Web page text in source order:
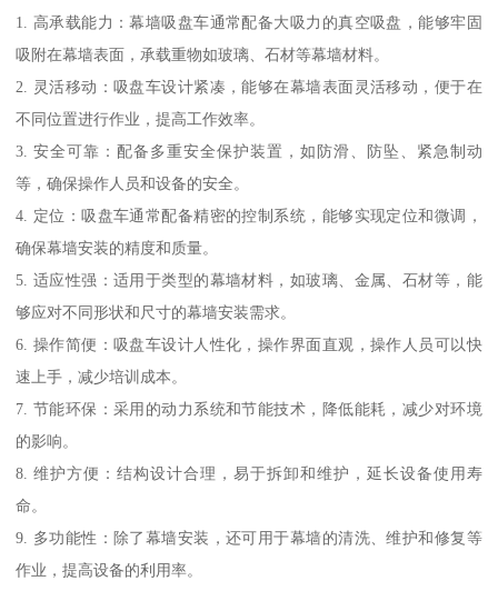
1. 高承载能力：幕墙吸盘车通常配备大吸力的真空吸盘，能够牢固
吸附在幕墙表面，承载重物如玻璃、石材等幕墙材料。
2. 灵活移动：吸盘车设计紧凑，能够在幕墙表面灵活移动，便于在
不同位置进行作业，提高工作效率。
3. 安全可靠：配备多重安全保护装置，如防滑、防坠、紧急制动
等，确保操作人员和设备的安全。
4. 定位：吸盘车通常配备精密的控制系统，能够实现定位和微调，
确保幕墙安装的精度和质量。
5. 适应性强：适用于类型的幕墙材料，如玻璃、金属、石材等，能
够应对不同形状和尺寸的幕墙安装需求。
6. 操作简便：吸盘车设计人性化，操作界面直观，操作人员可以快
速上手，减少培训成本。
7. 节能环保：采用的动力系统和节能技术，降低能耗，减少对环境
的影响。
8. 维护方便：结构设计合理，易于拆卸和维护，延长设备使用寿
命。
9. 多功能性：除了幕墙安装，还可用于幕墙的清洗、维护和修复等
作业，提高设备的利用率。